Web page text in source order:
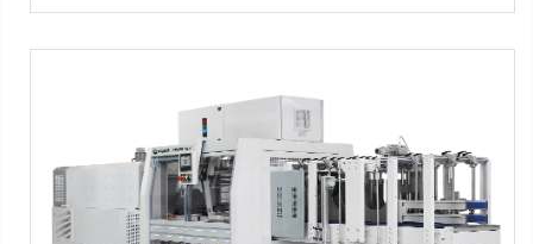
XP650 ALX
In-line infeed automatic overlap shrink wrapper
Máquinas SMIPACK:Serie XP